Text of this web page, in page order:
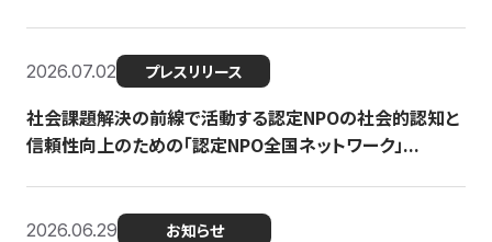
2026.07.02 プレスリリース
社会課題解決の前線で活動する認定NPOの社会的認知と
信頼性向上のための「認定NPO全国ネットワーク」...
2026.06.29 お知らせ